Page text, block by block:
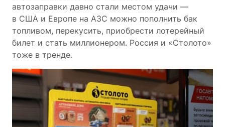
автозаправки давно стали местом удачи —
в США и Европе на АЗС можно пополнить бак
топливом, перекусить, приобрести лотерейный
билет и стать миллионером. Россия и «Столото»
тоже в тренде.